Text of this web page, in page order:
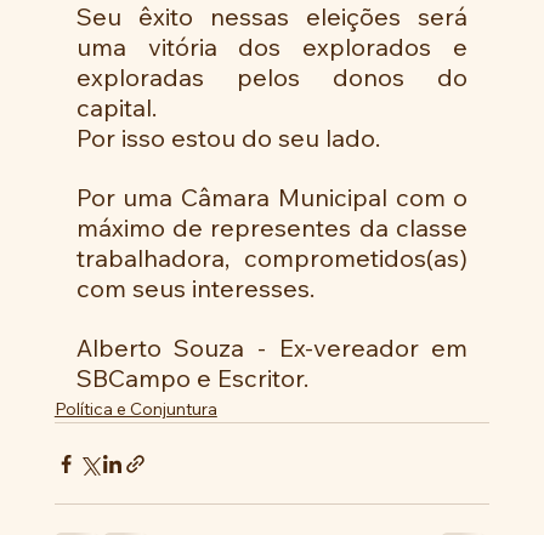
Seu êxito nessas eleições será
uma vitória dos explorados e
exploradas pelos donos do
capital.
Por isso estou do seu lado.
Por uma Câmara Municipal com o
máximo de representes da classe
trabalhadora, comprometidos(as)
com seus interesses.
Alberto Souza - Ex-vereador em
SBCampo e Escritor.
Política e Conjuntura